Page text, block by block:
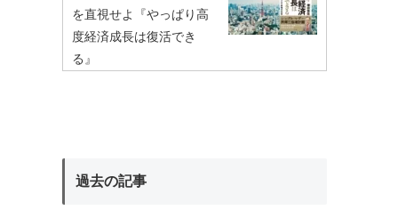
を直視せよ『やっぱり高
度経済成長は復活でき
る』
過去の記事